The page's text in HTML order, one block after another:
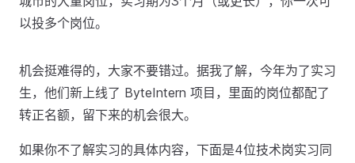
以投多个岗位。
机会挺难得的，大家不要错过。据我了解，今年为了实习
生，他们新上线了 ByteIntern 项目，里面的岗位都配了
转正名额，留下来的机会很大。
如果你不了解实习的具体内容，下面是4位技术岗实习同